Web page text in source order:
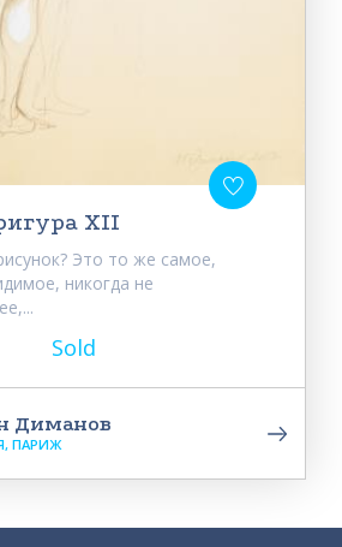
XII
Это то же самое,
никогда не
Sold
Диманов
ПАРИЖ